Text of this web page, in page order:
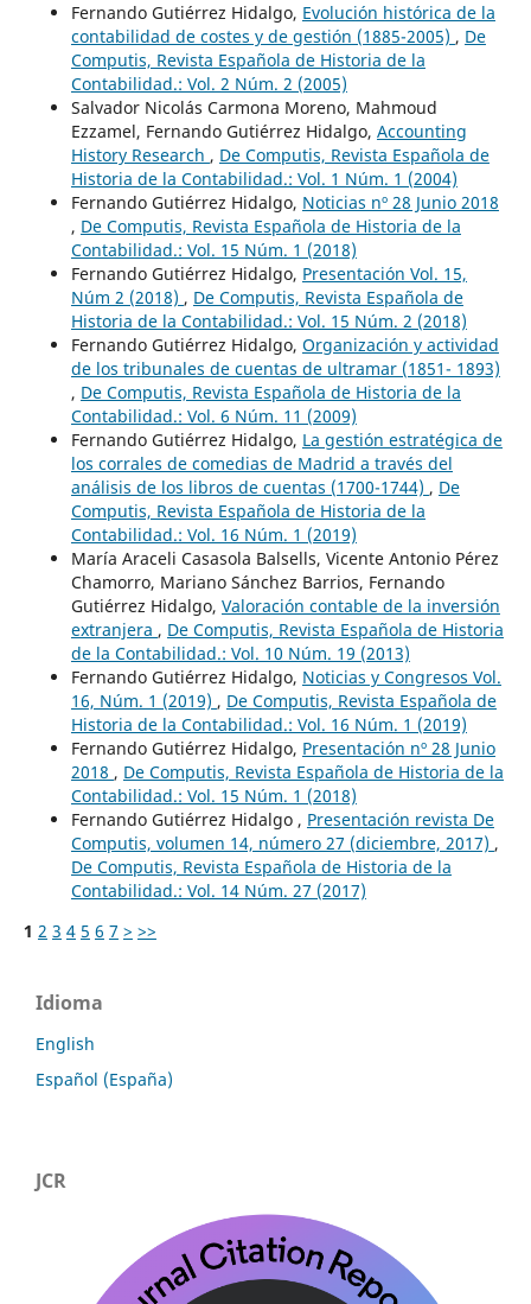
Fernando Gutiérrez Hidalgo, Evolución histórica de la
contabilidad de costes y de gestión (1885-2005) , De
Computis, Revista Española de Historia de la
Contabilidad.: Vol. 2 Núm. 2 (2005)
Salvador Nicolás Carmona Moreno, Mahmoud
Ezzamel, Fernando Gutiérrez Hidalgo, Accounting
History Research , De Computis, Revista Española de
Historia de la Contabilidad.: Vol. 1 Núm. 1 (2004)
Fernando Gutiérrez Hidalgo, Noticias nº 28 Junio 2018
, De Computis, Revista Española de Historia de la
Contabilidad.: Vol. 15 Núm. 1 (2018)
Fernando Gutiérrez Hidalgo, Presentación Vol. 15,
Núm 2 (2018) , De Computis, Revista Española de
Historia de la Contabilidad.: Vol. 15 Núm. 2 (2018)
Fernando Gutiérrez Hidalgo, Organización y actividad
de los tribunales de cuentas de ultramar (1851- 1893)
, De Computis, Revista Española de Historia de la
Contabilidad.: Vol. 6 Núm. 11 (2009)
Fernando Gutiérrez Hidalgo, La gestión estratégica de
los corrales de comedias de Madrid a través del
análisis de los libros de cuentas (1700-1744) , De
Computis, Revista Española de Historia de la
Contabilidad.: Vol. 16 Núm. 1 (2019)
María Araceli Casasola Balsells, Vicente Antonio Pérez
Chamorro, Mariano Sánchez Barrios, Fernando
Gutiérrez Hidalgo, Valoración contable de la inversión
extranjera , De Computis, Revista Española de Historia
de la Contabilidad.: Vol. 10 Núm. 19 (2013)
Fernando Gutiérrez Hidalgo, Noticias y Congresos Vol.
16, Núm. 1 (2019) , De Computis, Revista Española de
Historia de la Contabilidad.: Vol. 16 Núm. 1 (2019)
Fernando Gutiérrez Hidalgo, Presentación nº 28 Junio
2018 , De Computis, Revista Española de Historia de la
Contabilidad.: Vol. 15 Núm. 1 (2018)
Fernando Gutiérrez Hidalgo , Presentación revista De
Computis, volumen 14, número 27 (diciembre, 2017) ,
De Computis, Revista Española de Historia de la
Contabilidad.: Vol. 14 Núm. 27 (2017)
1 2 3 4 5 6 7 > >>
Idioma
English
Español (España)
JCR